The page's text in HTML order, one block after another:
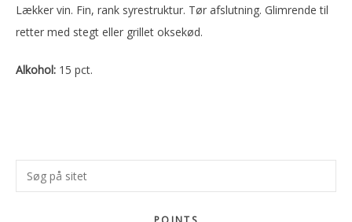
Lækker vin. Fin, rank syrestruktur. Tør afslutning. Glimrende til
retter med stegt eller grillet oksekød.
Alkohol: 15 pct.
Primær
Sidebar
Søg
på